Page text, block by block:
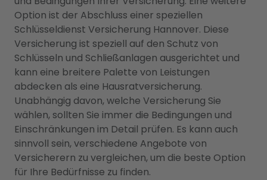
Option ist der Abschluss einer speziellen
Schlüsseldienst Versicherung Hannover. Diese
Versicherung ist speziell auf den Schutz von
Schlüsseln und Schließanlagen ausgerichtet und
kann eine breitere Palette von Leistungen
abdecken als eine Hausratversicherung.
Unabhängig davon, welche Versicherung Sie
wählen, sollten Sie immer die Bedingungen und
Einschränkungen im Detail prüfen. Es kann auch
sinnvoll sein, verschiedene Angebote von
Versicherern zu vergleichen, um die beste Option
für Ihre Bedürfnisse zu finden.